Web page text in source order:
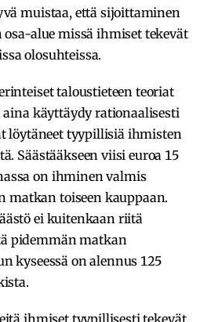
muistaa, että sijoittaminen
alue missä ihmiset tekevät
olosuhteissa.
taloustieteen teoriat
käyttäydy rationaalisesti
löytäneet tyypillisiä ihmisten
Säästääkseen viisi euroa 15
on ihminen valmis
matkan toiseen kauppaan.
ei kuitenkaan riitä
pidemmän matkan
kyseessä on alennus 125
ihmiset tyypillisesti tekevät,